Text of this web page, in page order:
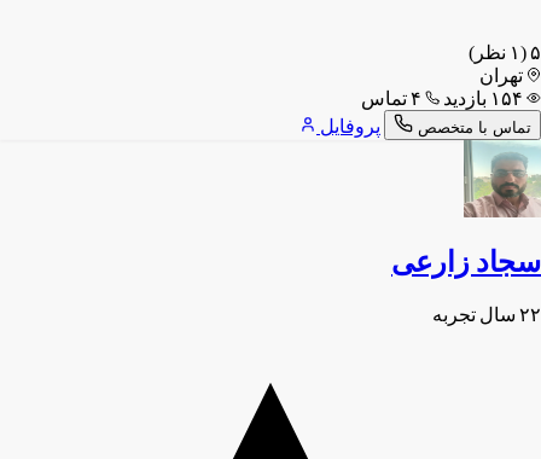
۵(۱ نظر)
تهران
تماس با متخصص پروفایل
سجاد زارعی
۲۲ سال تجربه